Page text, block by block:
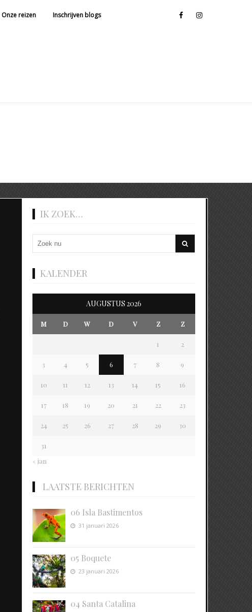
Onze reizen Inschrijven blogs facebookinstagram
IK ZOEK…
KALENDER
AUGUSTUS 2026
M D W D V Z Z
1 2
3 4 5 6 7 8 9
10 11 12 13 14 15 16
17 18 19 20 21 22 23
24 25 26 27 28 29 30
31
« jan
LAATSTE BERICHTEN
06 Isla Bastimentos
31 januari 2026
05 Boquete
23 januari 2026
04 Santa Catalina